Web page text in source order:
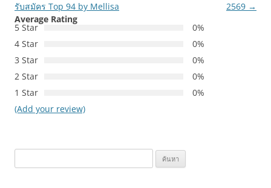
รับสมัคร Top 94 by Mellisa
2569 →
Average Rating
5 Star
0%
4 Star
0%
3 Star
0%
2 Star
0%
1 Star
0%
(Add your review)
สำหรับ: